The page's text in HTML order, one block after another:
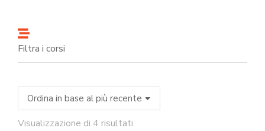
Filtra i corsi
Visualizzazione di 4 risultati